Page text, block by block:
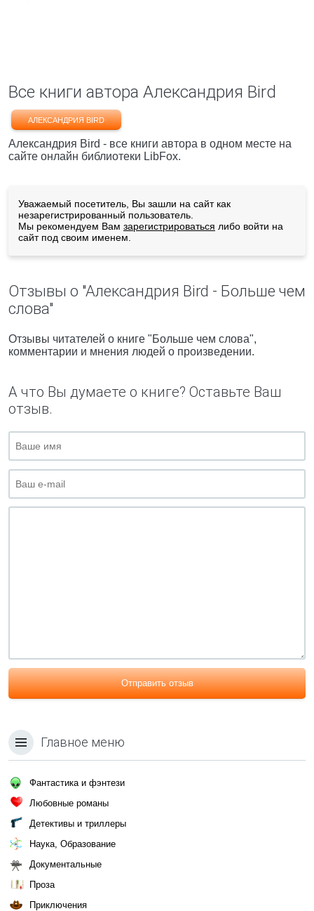
Все книги автора Александрия Bird
АЛЕКСАНДРИЯ BIRD
Александрия Bird - все книги автора в одном месте на
сайте онлайн библиотеки LibFox.
Уважаемый посетитель, Вы зашли на сайт как
незарегистрированный пользователь.
Мы рекомендуем Вам зарегистрироваться либо войти на
сайт под своим именем.
Отзывы о "Александрия Bird - Больше чем
слова"
Отзывы читателей о книге "Больше чем слова",
комментарии и мнения людей о произведении.
А что Вы думаете о книге? Оставьте Ваш
отзыв.
Отправить отзыв
Главное меню
Фантастика и фэнтези
Любовные романы
Детективы и триллеры
Наука, Образование
Документальные
Проза
Приключения